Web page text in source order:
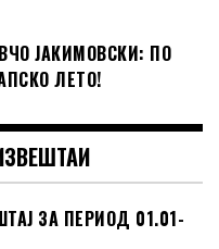
ЈАКИМОВСКИ: ПО
ЛЕТО!
ЗА ПЕРИОД 01.01-